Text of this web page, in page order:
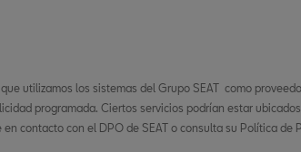
utilizamos los sistemas del Grupo SEAT como
programada. Ciertos servicios podrían estar ubicados
contacto con el DPO de SEAT o consulta su Política de